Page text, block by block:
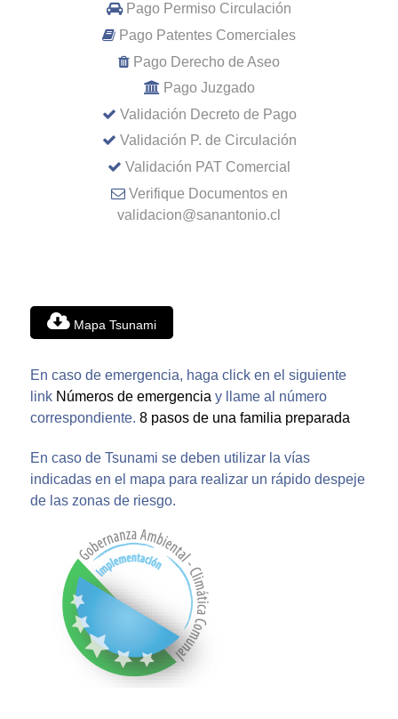
Pago Permiso Circulación
Pago Patentes Comerciales
Pago Derecho de Aseo
Pago Juzgado
Validación Decreto de Pago
Validación P. de Circulación
Validación PAT Comercial
Verifique Documentos en
validacion@sanantonio.cl
Mapa Tsunami
En caso de emergencia, haga click en el siguiente
link Números de emergencia y llame al número
correspondiente. 8 pasos de una familia preparada
En caso de Tsunami se deben utilizar la vías
indicadas en el mapa para realizar un rápido despeje
de las zonas de riesgo.